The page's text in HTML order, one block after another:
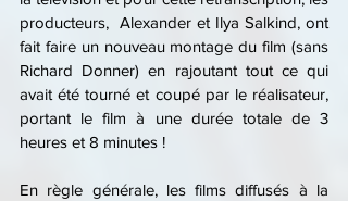
producteurs,  Alexander et Ilya Salkind, ont
fait faire un nouveau montage du film (sans
Richard Donner) en rajoutant tout ce qui
avait été tourné et coupé par le réalisateur,
portant le film à une durée totale de 3
heures et 8 minutes !
En règle générale, les films diffusés à la